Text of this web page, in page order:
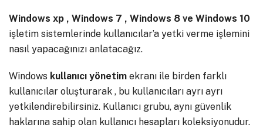
Windows xp , Windows 7 , Windows 8 ve Windows 10
işletim sistemlerinde kullanıcılar’a yetki verme işlemini
nasıl yapacağınızı anlatacağız.
Windows kullanıcı yönetim ekranı ile birden farklı
kullanıcılar oluşturarak , bu kullanıcıları ayrı ayrı
yetkilendirebilirsiniz. Kullanıcı grubu, aynı güvenlik
haklarına sahip olan kullanıcı hesapları koleksiyonudur.